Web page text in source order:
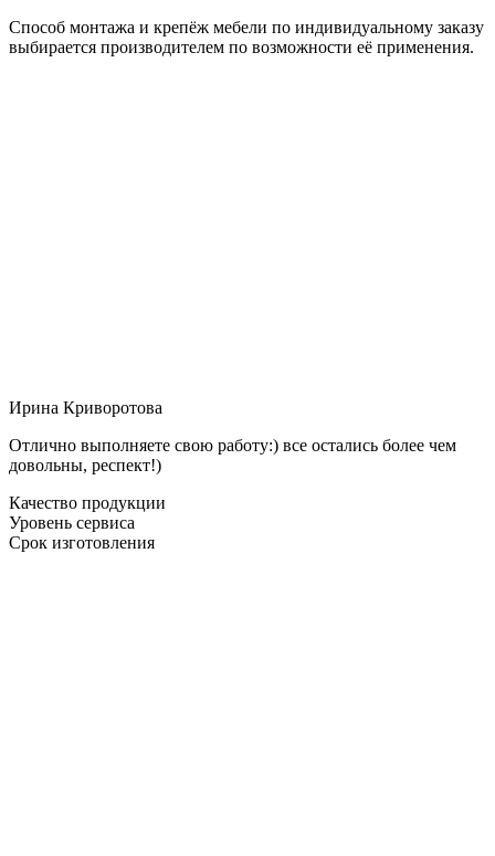
Способ монтажа и крепёж мебели по индивидуальному заказу
выбирается производителем по возможности её применения.
Ирина Криворотова
Отлично выполняете свою работу:) все остались более чем
довольны, респект!)
Качество продукции
Уровень сервиса
Срок изготовления